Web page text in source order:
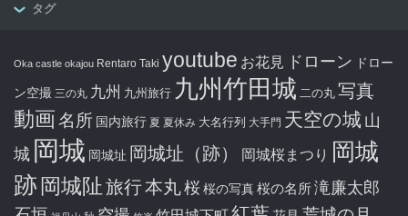
タグ
Oka castle okajou Rentaro Taki youtube お花見 ドローン ドロー
ン空撮 三の丸 九州 九州旅行 九州竹田城 二の丸 写真
動画名所 国内旅行 夏 夏休み 大名行列 大手門 天空の城 山
城 岡城 岡城址 岡城址（跡） 岡城桜まつり
岡城
跡 岡城阯旅行本丸桜桜の写真桜の名所滝廉太郎